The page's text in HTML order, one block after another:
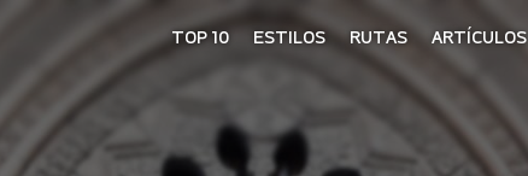
TOP 10 ESTILOS RUTAS ARTÍCULOS